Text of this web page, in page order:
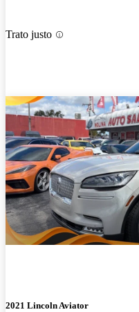
Trato justo
2021 Lincoln Aviator